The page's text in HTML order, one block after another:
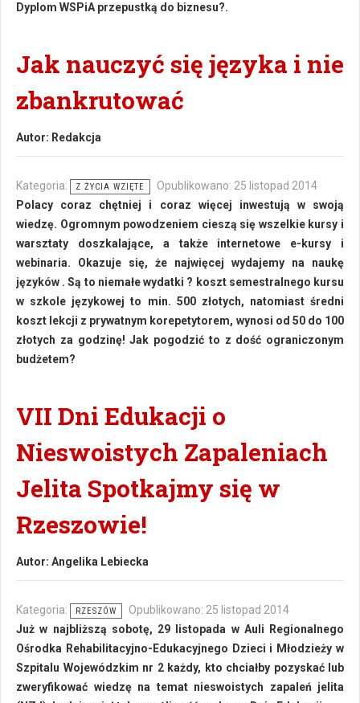
Dyplom WSPiA przepustką do biznesu?.
Jak nauczyć się języka i nie
zbankrutować
Autor: Redakcja
Kategoria: Z ŻYCIA WZIĘTE
Opublikowano: 25 listopad 2014
Polacy coraz chętniej i coraz więcej inwestują w swoją
wiedzę. Ogromnym powodzeniem cieszą się wszelkie kursy i
warsztaty doszkalające, a także internetowe e-kursy i
webinaria. Okazuje się, że najwięcej wydajemy na naukę
języków . Są to niemałe wydatki ? koszt semestralnego kursu
w szkole językowej to min. 500 złotych, natomiast średni
koszt lekcji z prywatnym korepetytorem, wynosi od 50 do 100
złotych za godzinę! Jak pogodzić to z dość ograniczonym
budżetem?
VII Dni Edukacji o
Nieswoistych Zapaleniach
Jelita Spotkajmy się w
Rzeszowie!
Autor: Angelika Lebiecka
Kategoria: RZESZÓW
Opublikowano: 25 listopad 2014
Już w najbliższą sobotę, 29 listopada w Auli Regionalnego
Ośrodka Rehabilitacyjno-Edukacyjnego Dzieci i Młodzieży w
Szpitalu Wojewódzkim nr 2 każdy, kto chciałby pozyskać lub
zweryfikować wiedzę na temat nieswoistych zapaleń jelita